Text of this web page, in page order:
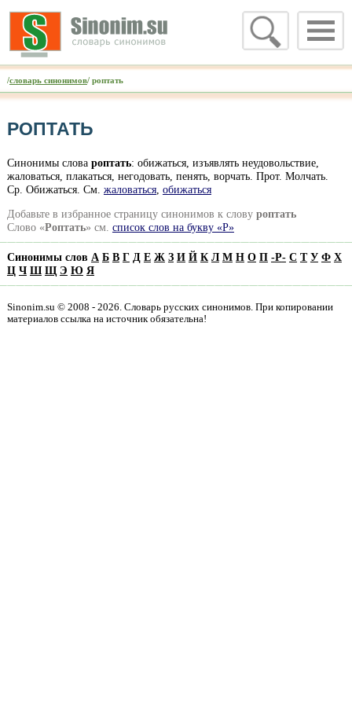
/словарь синонимов/ роптать
РОПТАТЬ
Синонимы слова роптать: обижаться, изъявлять неудовольствие,
жаловаться, плакаться, негодовать, пенять, ворчать. Прот. Молчать.
Ср. Обижаться. См. жаловаться, обижаться
Добавьте в избранное страницу синонимов к слову роптать
Слово «Роптать» см. список слов на букву «Р»
Синонимы слов А Б В Г Д Е Ж З И Й К Л М Н О П -Р- С Т У Ф Х
Ц Ч Ш Щ Э Ю Я
Sinonim.su © 2008 - 2026. Словарь русских синонимов. При копировании
материалов ссылка на источник обязательна!